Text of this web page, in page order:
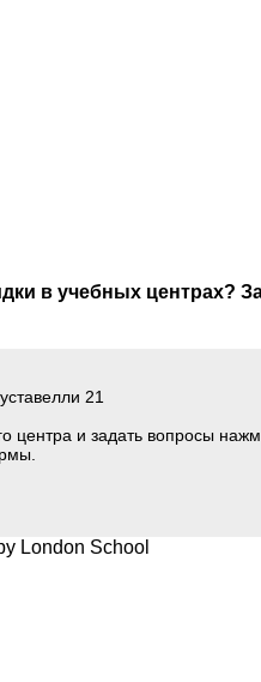
в учебных центрах?
21
центра и задать вопросы
London School